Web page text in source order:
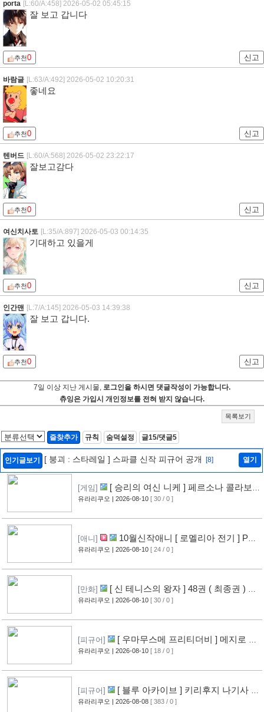
porta [L:60/A:458] 2026-05-02 05:45:15
잘 보고 갑니다
추천0 신고
바람글 [L:63/A:492] 2026-05-02 10:20:31
좋네요
추천0 신고
텐버드 [L:60/A:568] 2026-05-02 23:22:17
잘보고감다
추천0 신고
여신치사토 [L:35/A:897] 2026-05-03 00:14:35
기대하고 있을게
추천0 신고
인간맨 [L:7/A:145] 2026-05-03 14:39:38
잘 보고 갑니다.
추천0 신고
7일 이상 지난 게시물, 로그인을 하시면 댓글작성이 가능합니다.
츄잉은 가입시 개인정보를 전혀 받지 않습니다.
목록보기
즐찾추가 규칙 숨덕설정 글15/댓글5
인기글보기 [ 붕괴 : 스타레일 ] 스파클 신작 피규어 공개 [8] 열기
[게임]
[ 승리의 여신 니케 ] 페르소나 콜라보
레이션 이벤트 공개
유라리쿠오 | 2026-08-10 [ 30 / 0 ]
[애니]
10월신작애니 [ 로멜리아 전기 ] PV
영상 공개
유라리쿠오 | 2026-08-10 [ 24 / 0 ]
[만화]
[ 신 테니스의 왕자 ] 48권 ( 최종권 ) 표
지 공개
유라리쿠오 | 2026-08-10 [ 30 / 0 ]
[피규어]
[ 우마무스메 프리티더비 ] 메지로 아
르당 신작 피규어 공개
유라리쿠오 | 2026-08-10 [ 18 / 0 ]
[피규어]
[ 블루 아카이브 ] 키리후지 나기사 신
작 피규어 공개 [11]
유라리쿠오 | 2026-08-08 [ 383 / 0 ]